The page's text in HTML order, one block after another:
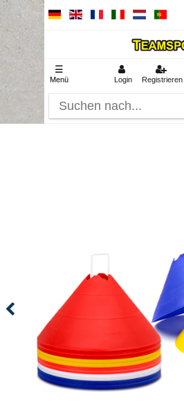
☰
Menü Login Registrieren